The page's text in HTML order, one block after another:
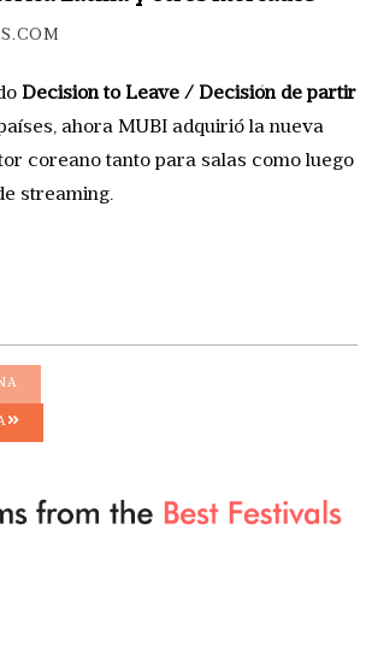
Decision to Leave / Decisión de partir
ahora MUBI adquirió la nueva
coreano tanto para salas como luego
streaming.